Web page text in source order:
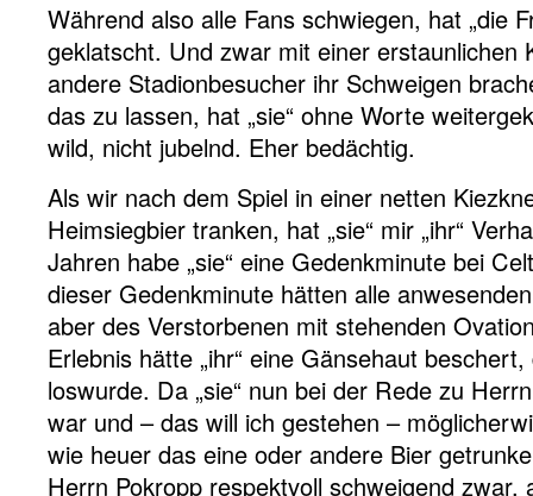
Während also alle Fans schwiegen, hat „die
geklatscht. Und zwar mit einer erstaunlichen
andere Stadionbesucher ihr Schweigen
das zu lassen, hat „sie“ ohne Worte
wild, nicht jubelnd. Eher bedächtig.
Als wir nach dem Spiel in einer netten
Heimsiegbier tranken, hat „sie“ mir „ihr“
Jahren habe „sie“ eine Gedenkminute bei
dieser Gedenkminute hätten alle
aber des Verstorbenen mit stehenden
Erlebnis hätte „ihr“ eine Gänsehaut beschert,
loswurde. Da „sie“ nun bei der Rede zu
war und – das will ich gestehen –
wie heuer das eine oder andere Bier
Herrn Pokropp respektvoll schweigend zwar,